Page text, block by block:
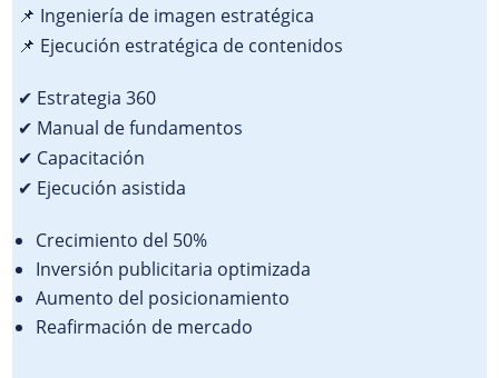
📌 Ingeniería de imagen estratégica
📌 Ejecución estratégica de contenidos
✔ Estrategia 360
✔ Manual de fundamentos
✔ Capacitación
✔ Ejecución asistida
Crecimiento del 50%
Inversión publicitaria optimizada
Aumento del posicionamiento
Reafirmación de mercado